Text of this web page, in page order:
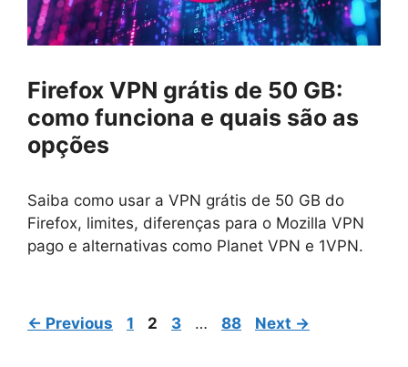
Firefox VPN grátis de 50 GB:
como funciona e quais são as
opções
Saiba como usar a VPN grátis de 50 GB do
Firefox, limites, diferenças para o Mozilla VPN
pago e alternativas como Planet VPN e 1VPN.
← Previous Page
1 Page
2 Page
3 … Page
88 Next →